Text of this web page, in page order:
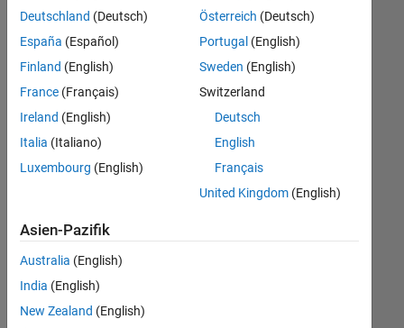
können
die
Suchkriterien
weiter
fassen
oder
alle
Stellenangebote
anzeigen .
noch
keine
offenen
Stellen
Deutschland (Deutsch)
España (Español)
Finland (English)
France (Français)
Ireland (English)
Italia (Italiano)
Luxembourg (English)
Österreich (Deutsch)
Portugal (English)
Sweden (English)
Switzerland
Deutsch
English
Français
United Kingdom(English)
Asien-Pazifik
Australia (English)
India (English)
New Zealand (English)